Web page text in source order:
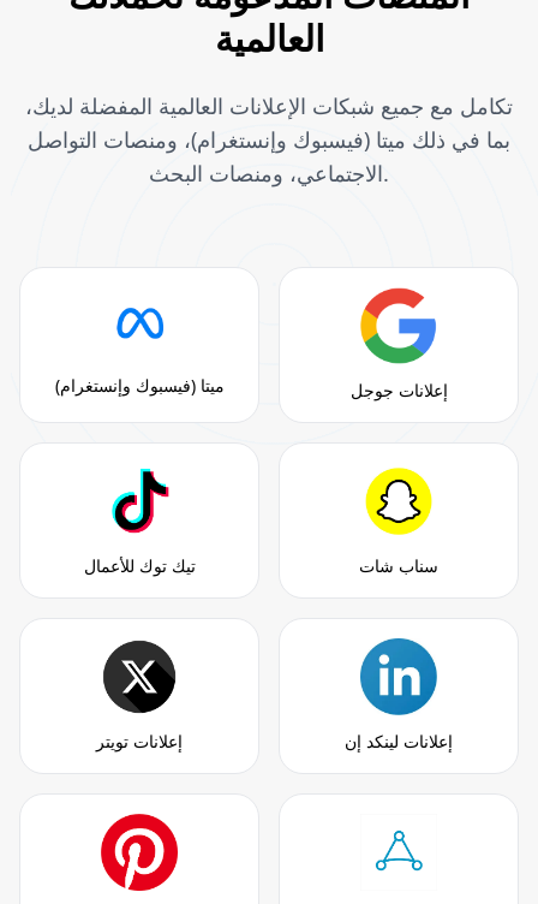
العالمية
تكامل مع جميع شبكات الإعلانات العالمية المفضلة لديك،
بما في ذلك ميتا (فيسبوك وإنستغرام)، ومنصات التواصل
الاجتماعي، ومنصات البحث.
ميتا (فيسبوك وإنستغرام) إعلانات جوجل
تيك توك للأعمال سناب شات
إعلانات تويتر إعلانات لينكد إن